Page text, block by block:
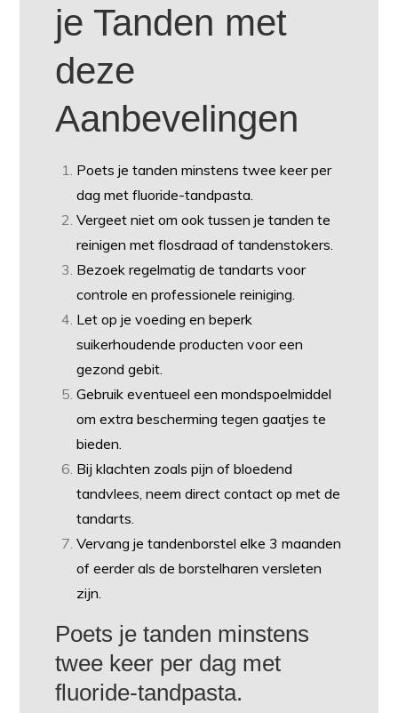
je Tanden met
deze
Aanbevelingen
Poets je tanden minstens twee keer per
dag met fluoride-tandpasta.
Vergeet niet om ook tussen je tanden te
reinigen met flosdraad of tandenstokers.
Bezoek regelmatig de tandarts voor
controle en professionele reiniging.
Let op je voeding en beperk
suikerhoudende producten voor een
gezond gebit.
Gebruik eventueel een mondspoelmiddel
om extra bescherming tegen gaatjes te
bieden.
Bij klachten zoals pijn of bloedend
tandvlees, neem direct contact op met de
tandarts.
Vervang je tandenborstel elke 3 maanden
of eerder als de borstelharen versleten
zijn.
Poets je tanden minstens
twee keer per dag met
fluoride-tandpasta.